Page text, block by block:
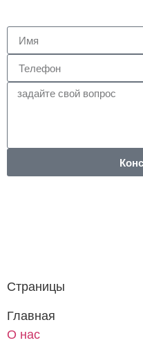
Страницы
Главная
О нас